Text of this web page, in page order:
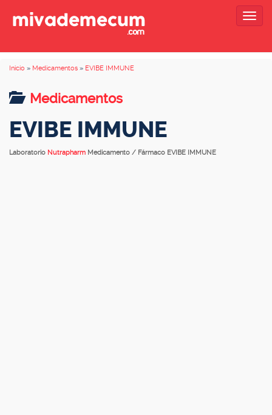
Inicio » Medicamentos » EVIBE IMMUNE
Medicamentos
EVIBE IMMUNE
Laboratorio Nutrapharm Medicamento / Fármaco EVIBE IMMUNE